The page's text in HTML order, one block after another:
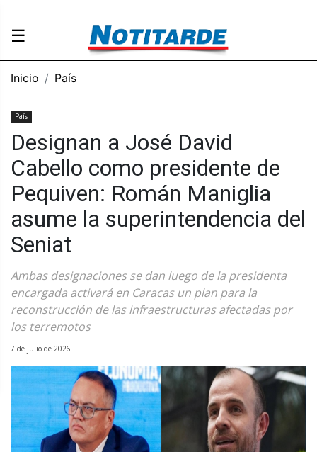
☰
Inicio País
País
Designan a José David
Cabello como presidente de
Pequiven: Román Maniglia
asume la superintendencia del
Seniat
Ambas designaciones se dan luego de la presidenta
encargada activará en Caracas un plan para la
reconstrucción de las infraestructuras afectadas por
los terremotos
7 de julio de 2026